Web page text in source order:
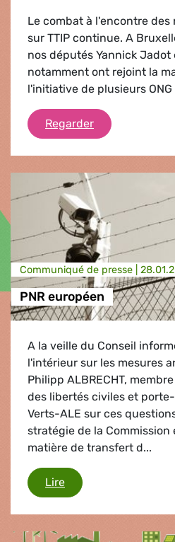
Le combat à l'encontre des
sur TTIP continue. A
nos députés Yannick
notamment ont rejoint la
l'initiative de plusieurs ONG
RegarderMobilisation
Communiqué de presse |
PNR européen
A la veille du Conseil
l'intérieur sur les mesures
Philipp ALBRECHT,
des libertés civiles et
Verts-ALE sur ces
stratégie de la Commission
matière de transfert d...
LirePNR européen